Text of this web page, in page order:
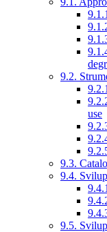
9.2.
use
9.3.
9.4.
9.5.